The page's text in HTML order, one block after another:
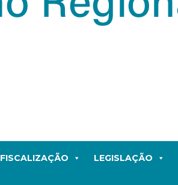
FISCALIZAÇÃO LEGISLAÇÃO